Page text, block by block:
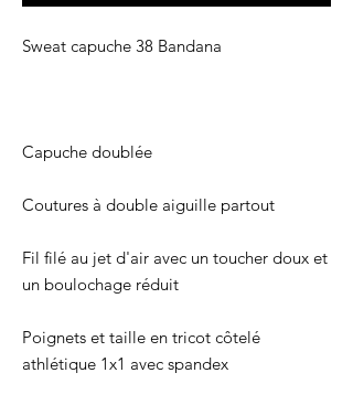
Fil filé au jet d'air avec un toucher doux et
Poignets et taille en tricot côtelé